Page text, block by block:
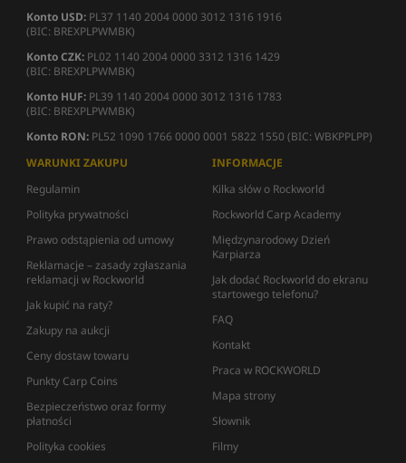
Konto USD: PL37 1140 2004 0000 3012 1316 1916
(BIC: BREXPLPWMBK)
Konto CZK: PL02 1140 2004 0000 3312 1316 1429
(BIC: BREXPLPWMBK)
Konto HUF: PL39 1140 2004 0000 3012 1316 1783
(BIC: BREXPLPWMBK)
Konto RON: PL52 1090 1766 0000 0001 5822 1550 (BIC: WBKPPLPP)
WARUNKI ZAKUPU
Regulamin
Polityka prywatności
Prawo odstąpienia od umowy
Reklamacje – zasady zgłaszania
reklamacji w Rockworld
Jak kupić na raty?
Zakupy na aukcji
Ceny dostaw towaru
Punkty Carp Coins
Bezpieczeństwo oraz formy
płatności
Polityka cookies
INFORMACJE
Kilka słów o Rockworld
Rockworld Carp Academy
Międzynarodowy Dzień
Karpiarza
Jak dodać Rockworld do ekranu
startowego telefonu?
FAQ
Kontakt
Praca w ROCKWORLD
Mapa strony
Słownik
Filmy